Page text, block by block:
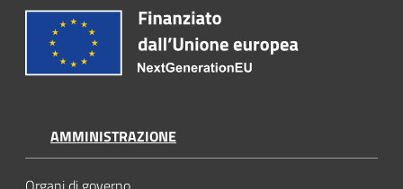
AMMINISTRAZIONE